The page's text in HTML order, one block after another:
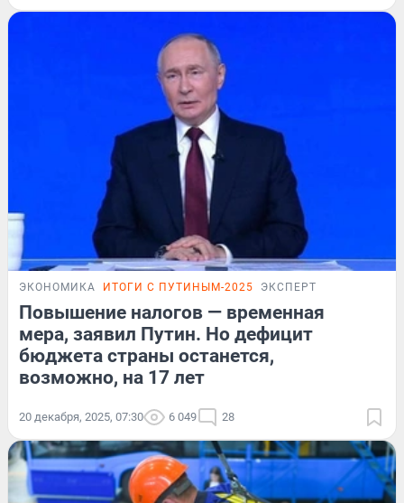
ЭКОНОМИКА ИТОГИ С ПУТИНЫМ-2025 ЭКСПЕРТ
Повышение налогов — временная
мера, заявил Путин. Но дефицит
бюджета страны останется,
возможно, на 17 лет
20 декабря, 2025, 07:30 6 049 28